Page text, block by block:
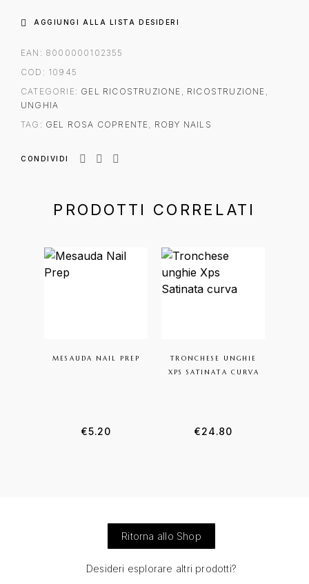
AGGIUNGI ALLA LISTA DESIDERI
EAN: 8000000102355
COD: 10945
CATEGORIE: GEL RICOSTRUZIONE , RICOSTRUZIONE ,
UNGHIA
TAG: GEL ROSA COPRENTE, ROBY NAILS
CONDIVIDI
PRODOTTI CORRELATI
MESAUDA NAIL PREP
€5.20
TRONCHESE UNGHIE
XPS SATINATA CURVA
€24.80
Ritorna allo Shop
Desideri esplorare altri prodotti?